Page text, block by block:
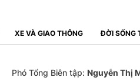
XE VÀ GIAO THÔNG ĐỜI SỐNG
Phó Tổng Biên tập: Nguyễn Thị